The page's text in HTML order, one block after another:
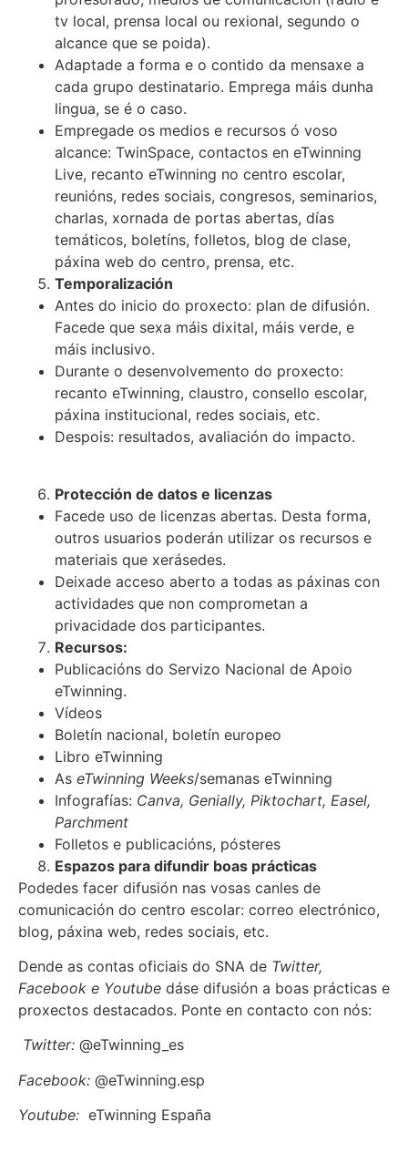
tv local, prensa local ou rexional, segundo o
alcance que se poida).
Adaptade a forma e o contido da mensaxe a
cada grupo destinatario. Emprega máis dunha
lingua, se é o caso.
Empregade os medios e recursos ó voso
alcance: TwinSpace, contactos en eTwinning
Live, recanto eTwinning no centro escolar,
reunións, redes sociais, congresos, seminarios,
charlas, xornada de portas abertas, días
temáticos, boletíns, folletos, blog de clase,
páxina web do centro, prensa, etc.
Temporalización
Antes do inicio do proxecto: plan de difusión.
Facede que sexa máis dixital, máis verde, e
máis inclusivo.
Durante o desenvolvemento do proxecto:
recanto eTwinning, claustro, consello escolar,
páxina institucional, redes sociais, etc.
Despois: resultados, avaliación do impacto.
Protección de datos e licenzas
Facede uso de licenzas abertas. Desta forma,
outros usuarios poderán utilizar os recursos e
materiais que xerásedes.
Deixade acceso aberto a todas as páxinas con
actividades que non comprometan a
privacidade dos participantes.
Recursos:
Publicacións do Servizo Nacional de Apoio
eTwinning.
Vídeos
Boletín nacional, boletín europeo
Libro eTwinning
As eTwinning Weeks/semanas eTwinning
Infografías: Canva, Genially, Piktochart, Easel,
Parchment
Folletos e publicacións, pósteres
Espazos para difundir boas prácticas
Podedes facer difusión nas vosas canles de
comunicación do centro escolar: correo electrónico,
blog, páxina web, redes sociais, etc.
Dende as contas oficiais do SNA de Twitter,
Facebook e Youtube dáse difusión a boas prácticas e
proxectos destacados. Ponte en contacto con nós:
Twitter: @eTwinning_es
Facebook: @eTwinning.esp
Youtube: eTwinning España